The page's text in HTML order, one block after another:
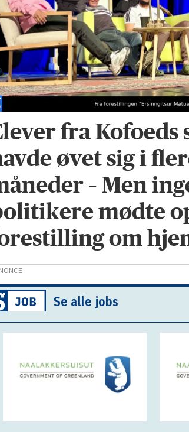
fra Kofoeds
øvet sig i
– Men
mødte
om
Se alle jobs